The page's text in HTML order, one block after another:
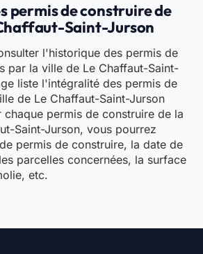
permis de construire de
Saint-Jurson
l'historique des permis de
par la ville de Le Chaffaut-Saint-
liste l'intégralité des permis de
de Le Chaffaut-Saint-Jurson
chaque permis de construire de la
Saint-Jurson, vous pourrez
permis de construire, la date de
parcelles concernées, la surface
etc.